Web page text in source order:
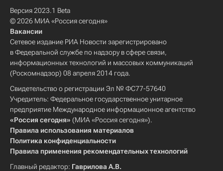
Версия 2023.1 Beta
© 2026 МИА «Россия сегодня»
Вакансии
Сетевое издание РИА Новости зарегистрировано
в Федеральной службе по надзору в сфере связи,
информационных технологий и массовых коммуникаций
(Роскомнадзор) 08 апреля 2014 года.
Свидетельство о регистрации Эл № ФС77-57640
Учредитель: Федеральное государственное унитарное
предприятие Международное информационное агентство
«Россия сегодня» (МИА «Россия сегодня»).
Правила использования материалов
Политика конфиденциальности
Правила применения рекомендательных технологий
Главный редактор: Гаврилова А.В.